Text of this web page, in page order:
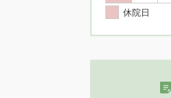
休院日